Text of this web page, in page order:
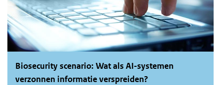
Biosecurity scenario: Wat als AI-systemen
verzonnen informatie verspreiden?